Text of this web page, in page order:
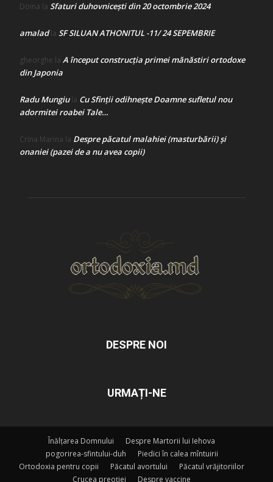
Doina la Sfaturi duhovnicești din 20 octombrie 2024
amaladla SF SILUAN ATHONITUL -11/ 24 SEPEMBRIE
gheorghe la A început construcţia primei mănăstiri ortodoxe
din Japonia
Radu Mungiula Cu Sfinții odihnește Doamne sufletul nou
adormitei roabei Tale…
Crina Marina la Despre păcatul malahiei (masturbării) şi
onaniei (pazei de a nu avea copii)
DESPRE NOI
URMAȚI-NE
Înălțarea Domnului
Despre Martorii lui Iehova
pogorirea-sfintului-duh
Piedici în calea mîntuirii
Ortodoxia pentru copii
Păcatul avortului
Păcatul vrăjitoriilor
Crucea preoției
Despre vaccine